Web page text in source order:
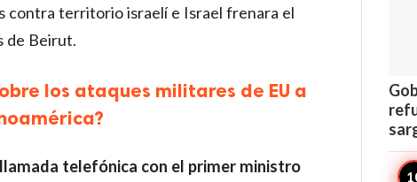
contra territorio israelí e Israel frenara el
de Beirut.
los ataques militares de EU a
telefónica con el primer ministro